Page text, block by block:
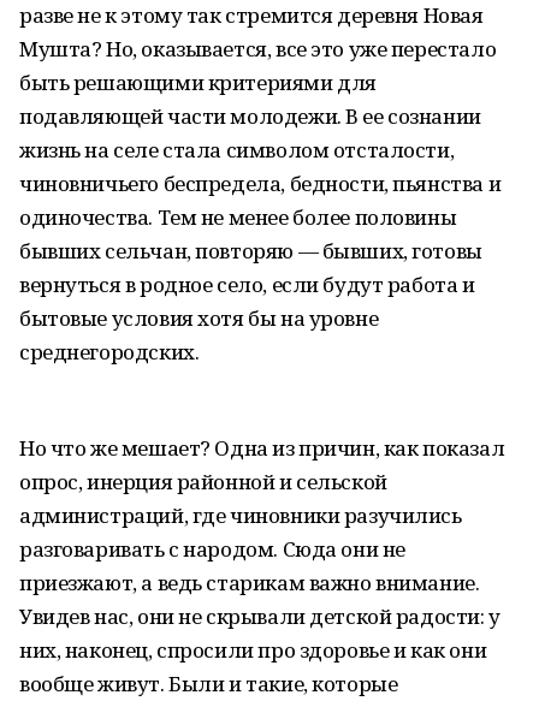
разве не к этому так стремится деревня Новая
Мушта? Но, оказывается, все это уже перестало
быть решающими критериями для
подавляющей части молодежи. В ее сознании
жизнь на селе стала символом отсталости,
чиновничьего беспредела, бедности, пьянства и
одиночества. Тем не менее более половины
бывших сельчан, повторяю — бывших, готовы
вернуться в родное село, если будут работа и
бытовые условия хотя бы на уровне
среднегородских.
Но что же мешает? Одна из причин, как показал
опрос, инерция районной и сельской
администраций, где чиновники разучились
разговаривать с народом. Сюда они не
приезжают, а ведь старикам важно внимание.
Увидев нас, они не скрывали детской радости: у
них, наконец, спросили про здоровье и как они
вообще живут. Были и такие, которые